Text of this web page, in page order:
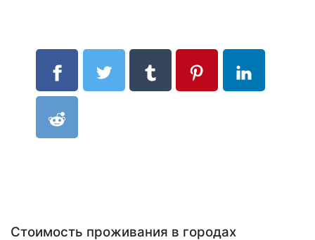
Стоимость проживания в городах